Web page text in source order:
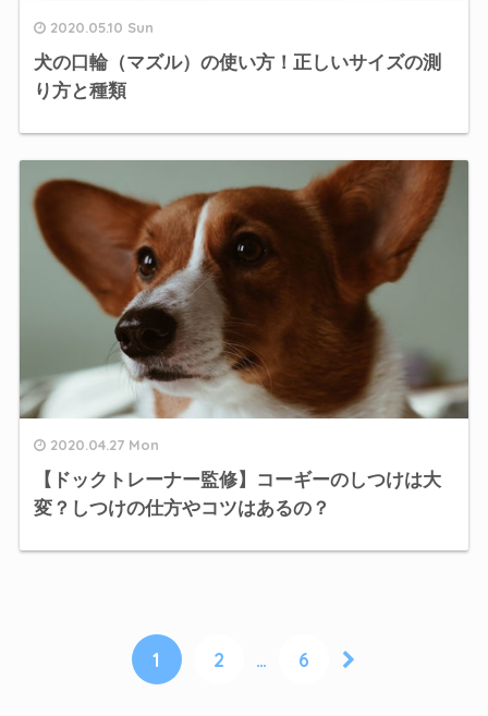
2020.05.10 Sun
犬の口輪（マズル）の使い方！正しいサイズの測
り方と種類
2020.04.27 Mon
【ドックトレーナー監修】コーギーのしつけは大
変？しつけの仕方やコツはあるの？
1 2 … 6